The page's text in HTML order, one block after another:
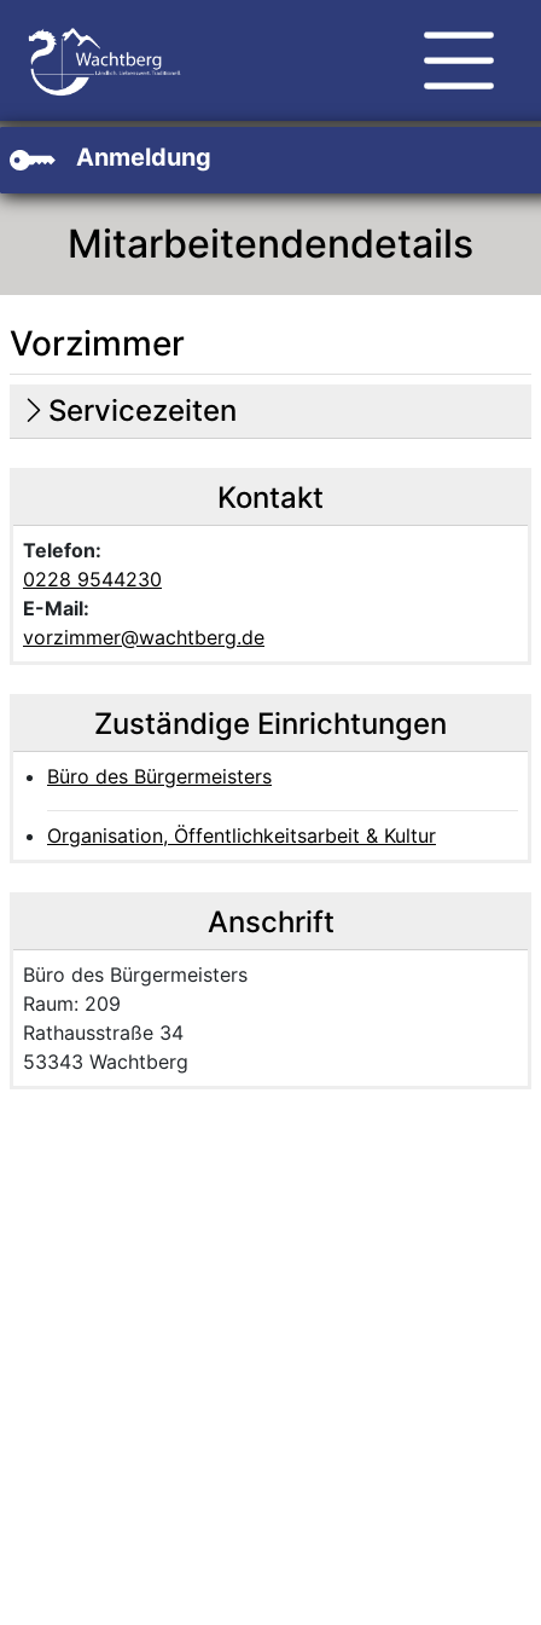
Anmeldung
Mitarbeitendendetails
Vorzimmer
Beschreibung
Beschreibung Intern
Servicezeiten
Kontakt
Telefon:
0228 9544230
E-Mail:
vorzimmer@wachtberg.de
Zuständige Einrichtungen
Büro des Bürgermeisters
Organisation, Öffentlichkeitsarbeit & Kultur
Anschrift
Name der Einrichtung:
Büro des Bürgermeisters
Raum des Mitarbeitenden
Raum: 209
Strasse und Hausnummer
Rathausstraße 34
PLZ und Ort
53343 Wachtberg